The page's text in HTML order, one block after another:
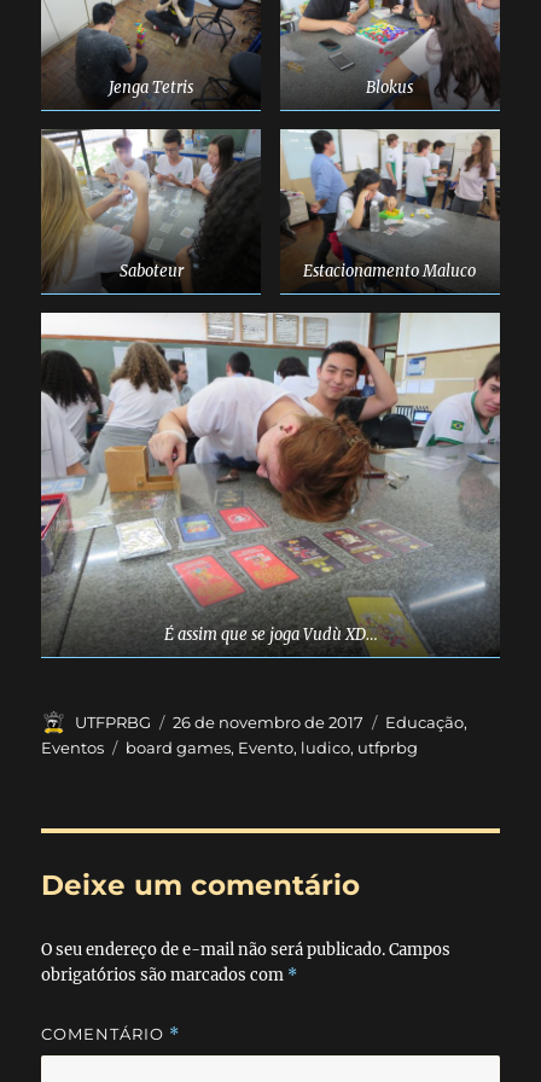
Jenga Tetris Blokus
Saboteur Estacionamento Maluco
É assim que se joga Vudù XD…
Autor
UTFPRBG
Publicado
em
26 de novembro de 2017 Categorias
Educação,
Eventos
Tags
board games, Evento, ludico, utfprbg
Deixe um comentário
O seu endereço de e-mail não será publicado. Campos
obrigatórios são marcados com *
COMENTÁRIO *